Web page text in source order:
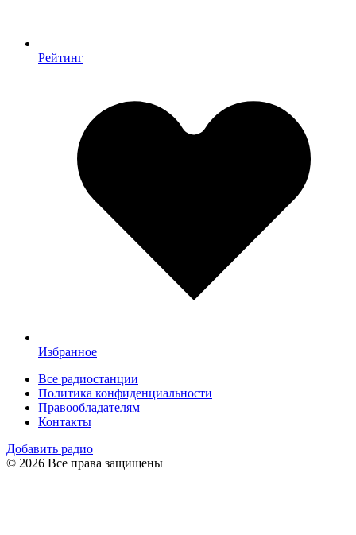
Рейтинг
Избранное
Все радиостанции
Политика конфиденциальности
Правообладателям
Контакты
Добавить радио
© 2026 Все права защищены